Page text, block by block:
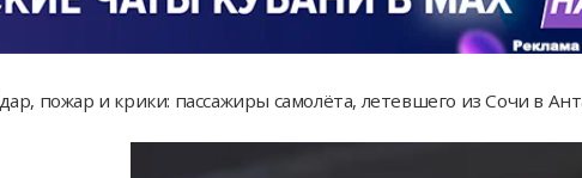
пожар и крики: пассажиры самолёта, летевшего из Сочи в